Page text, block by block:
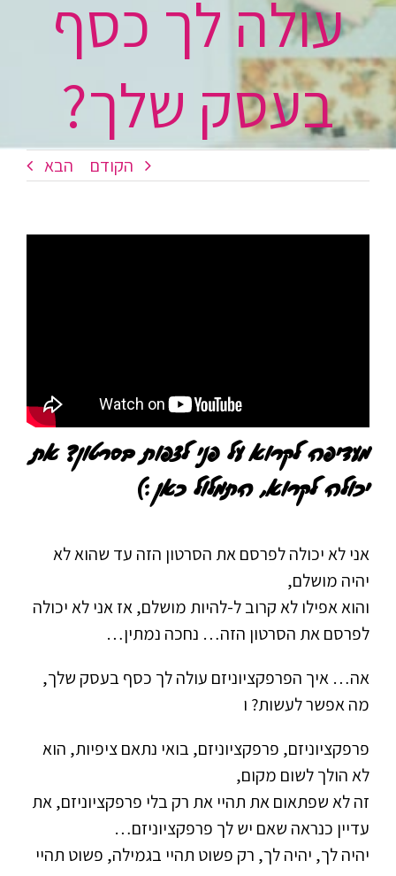
עולה לך כסף
בעסק שלך?
הקודם הבא
מעדיפה לקרוא על פני לצפות בסרטון? את
יכולה לקרוא, התמלול כאן :)
אני לא יכולה לפרסם את הסרטון הזה עד שהוא לא
יהיה מושלם,
והוא אפילו לא קרוב ל-להיות מושלם, אז אני לא יכולה
לפרסם את הסרטון הזה… נחכה נמתין…
אה… איך הפרפקציוניזם עולה לך כסף בעסק שלך,
מה אפשר לעשות? ו
פרפקציוניזם, פרפקציוניזם, בואי נתאם ציפיות, הוא
לא הולך לשום מקום,
זה לא שפתאום את תהיי את רק בלי פרפקציוניזם, את
עדיין כנראה שאם יש לך פרפקציוניזם…
יהיה לך, יהיה לך, רק פשוט תהיי בגמילה, פשוט תהיי